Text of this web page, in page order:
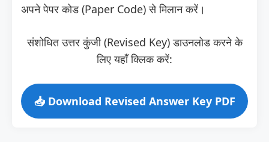
अपने पेपर कोड (Paper Code) से मिलान करें।
संशोधित उत्तर कुंजी (Revised Key) डाउनलोड करने के
लिए यहाँ क्लिक करें:
📥 Download Revised Answer Key PDF